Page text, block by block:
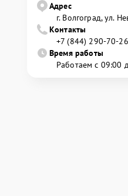
Адрес
г. Волгоград, ул.
Контакты
+7 (844) 290-70-26
Время работы
Работаем с 09:00